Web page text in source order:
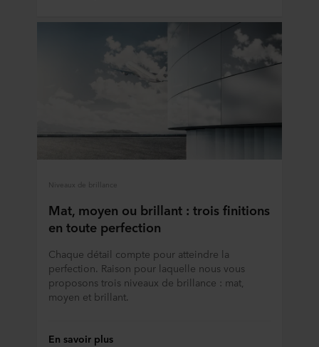
Niveaux de brillance
Mat, moyen ou brillant : trois finitions
en toute perfection
Chaque détail compte pour atteindre la
perfection. Raison pour laquelle nous vous
proposons trois niveaux de brillance : mat,
moyen et brillant.
En savoir plus